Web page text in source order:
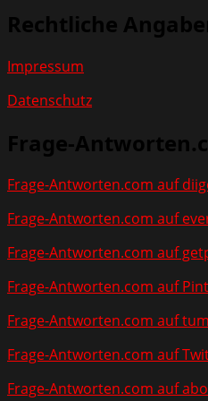
Rechtliche
Impressum
Datenschutz
Frage-
Frage-Antworten.com auf
Frage-Antworten.com auf
Frage-Antworten.com auf
Frage-Antworten.com auf
Frage-Antworten.com auf
Frage-Antworten.com auf
Frage-Antworten.com auf